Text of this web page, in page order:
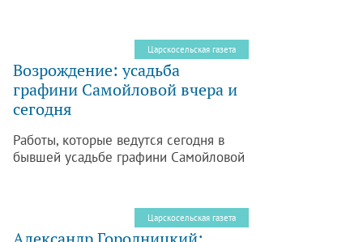
местных барышень были открыты
двери Царскосельской Мариинской
гимназии и Царскосельской гимназии
министерства народного
просвещения.
Царскосельская газета
Возрождение: усадьба
графини Самойловой вчера и
сегодня
Работы, которые ведутся сегодня в
бывшей усадьбе графини Самойловой
номере газеты («ЦГ» № 44, 26.11.2015
г.) в публикации «Пруд в усадьбе
Царскосельская газета